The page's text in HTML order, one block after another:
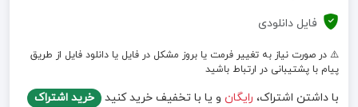
فایل دانلودی
⚠️ در صورت نیاز به تغییر فرمت یا بروز مشکل در فایل یا دانلود فایل از طریق
پیام با پشتیبانی در ارتباط باشید
با داشتن اشتراک، رایگان و یا با تخفیف خرید کنید خرید اشتراک